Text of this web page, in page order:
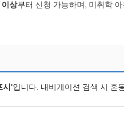
이상부터 신청 가능하며, 미취학
시'입니다. 내비게이션 검색 시 혼